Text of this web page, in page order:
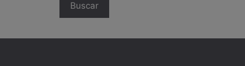
Buscar